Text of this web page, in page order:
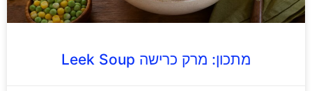
מתכון: מרק כרישה Leek Soup